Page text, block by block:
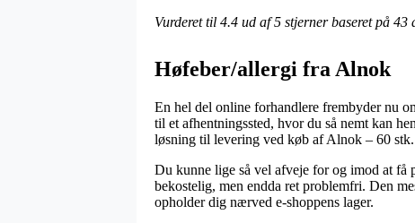
Vurderet til 4.4 ud af 5 stjerner baseret på 43
Høfeber/allergi fra Alnok
En hel del online forhandlere frembyder nu
til et afhentningssted, hvor du så nemt kan
løsning til levering ved køb af Alnok – 60 stk.
Du kunne lige så vel afveje for og imod at få
bekostelig, men endda ret problemfri. Den
opholder dig nærved e-shoppens lager.